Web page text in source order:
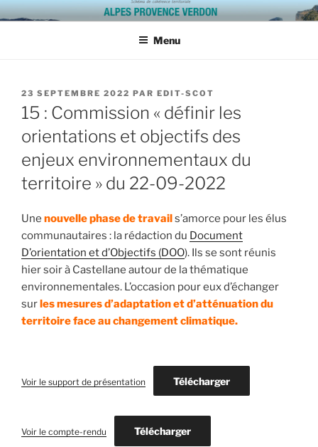
Aller
au
SCOT ALPES PROVENCE
Menu
PUBLIÉ
LE
23 SEPTEMBRE 2022 PAR EDIT-SCOT
15 : Commission « définir les
orientations et objectifs des
enjeux environnementaux du
territoire » du 22-09-2022
Une nouvelle phase de travails’amorce pour les élus
communautaires : la rédaction du Document
D’orientation et d’Objectifs (DOO). Ils se sont réunis
hier soir à Castellane autour de la thématique
environnementales. L’occasion pour eux d’échanger
surles mesures d’adaptation et d’atténuation du
territoire face au changement climatique.
Voir le support de présentation Télécharger
Voir le compte-rendu Télécharger